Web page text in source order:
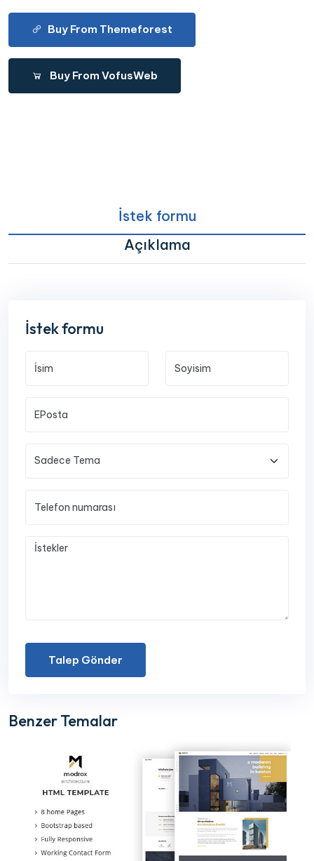
Buy From Themeforest
Buy From VofusWeb
İstek formu
Açıklama
İstek formu
Talep Gönder
Benzer Temalar